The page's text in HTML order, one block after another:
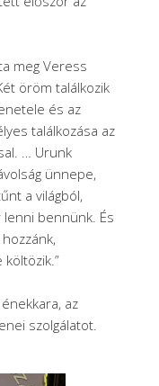
meg Veress
öröm találkozik
és az
találkozása az
… Urunk
ünnepe,
a világból,
bennünk. És
az
szolgálatot.